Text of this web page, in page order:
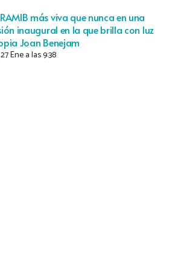
más viva que nunca en una
inaugural en la que brilla con luz
Joan Benejam
27 Ene a las 9:38